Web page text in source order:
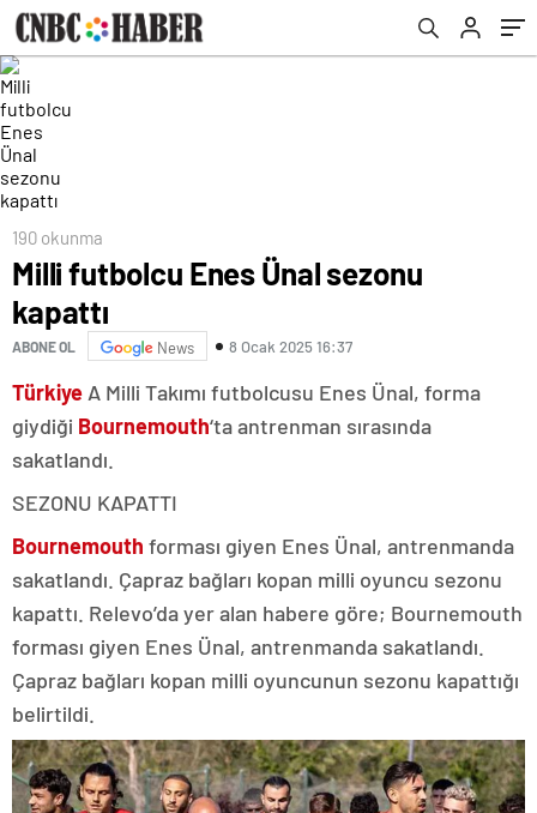
190 okunma
Milli futbolcu Enes Ünal sezonu
kapattı
ABONE OL News 8 Ocak 2025 16:37
Türkiye A Milli Takımı futbolcusu Enes Ünal, forma
giydiği Bournemouth‘ta antrenman sırasında
sakatlandı.
SEZONU KAPATTI
Bournemouth forması giyen Enes Ünal, antrenmanda
sakatlandı. Çapraz bağları kopan milli oyuncu sezonu
kapattı. Relevo’da yer alan habere göre; Bournemouth
forması giyen Enes Ünal, antrenmanda sakatlandı.
Çapraz bağları kopan milli oyuncunun sezonu kapattığı
belirtildi.